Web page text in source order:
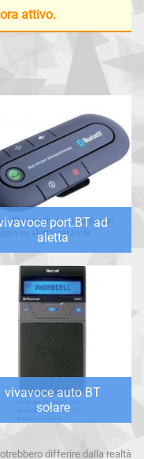
attivo.
port.BT ad
aletta
vivavoce auto BT
solare
differire dalla realtà